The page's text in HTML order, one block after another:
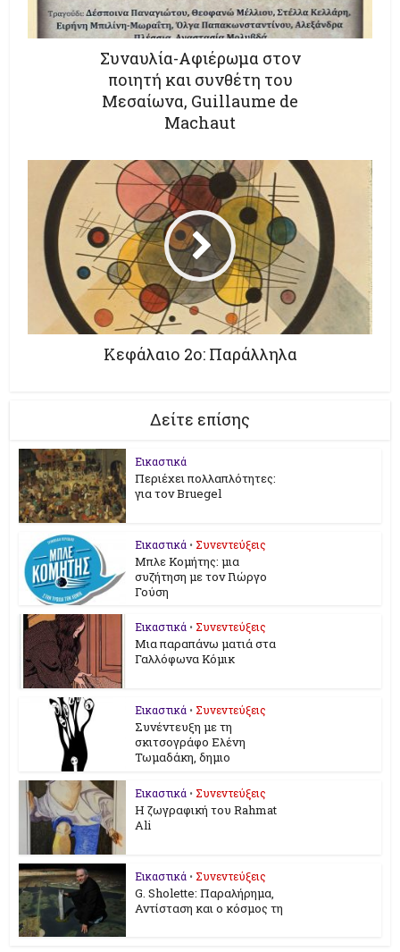
Συναυλία-Αφιέρωμα στον
ποιητή και συνθέτη του
Μεσαίωνα, Guillaume de
Machaut
Κεφάλαιο 2ο: Παράλληλα
Δείτε επίσης
Εικαστικά
Περιέχει πολλαπλότητες:
για τον Bruegel
Εικαστικά • Συνεντεύξεις
Μπλε Κομήτης: μια
συζήτηση με τον Γιώργο
Γούση
Εικαστικά • Συνεντεύξεις
Μια παραπάνω ματιά στα
Γαλλόφωνα Κόμικ
Εικαστικά • Συνεντεύξεις
Συνέντευξη με τη
σκιτσογράφο Ελένη
Τωμαδάκη, δημιο
Εικαστικά • Συνεντεύξεις
Η ζωγραφική του Rahmat
Ali
Εικαστικά • Συνεντεύξεις
G. Sholette: Παραλήρημα,
Αντίσταση και ο κόσμος τη